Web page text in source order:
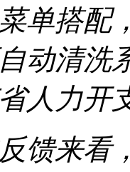
单搭配
动清洗
人力开
馈来看